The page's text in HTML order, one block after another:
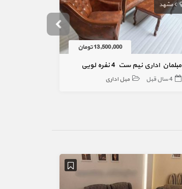
مشهد
13,500,000 تومان
مبلمان اداری نیم ست 4 نفره لویی
4 سال قبل مبل اداری